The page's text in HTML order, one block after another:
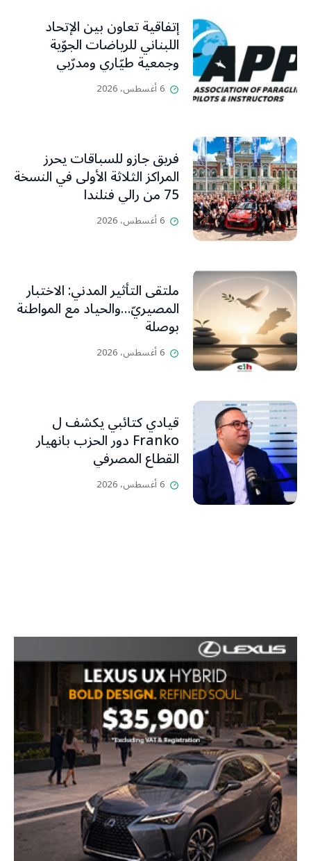
إتفاقية تعاون بين الإتحاد
اللبناني للرياضات الجوّية
وجمعية طيّاري ومدرّبي
الطيران الشراعي
6 أغسطس، 2026
فريق جازو للسباقات يحرز
المراكز الثلاثة الأولى في النسخة
75 من رالي فنلندا
6 أغسطس، 2026
ملتقى التأثير المدني: الاختبار
المصيريّ…والحياد مع المواطنة
بوصلة
6 أغسطس، 2026
قيادي كتائبي يكشف ل
Franko دور الحزب بانهيار
القطاع المصرفي
6 أغسطس، 2026